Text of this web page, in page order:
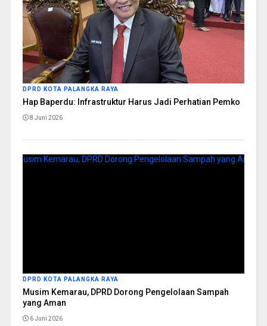
DPRD KOTA PALANGKA RAYA
Hap Baperdu: Infrastruktur Harus Jadi Perhatian Pemko
8 Juni 2026
DPRD KOTA PALANGKA RAYA
Musim Kemarau, DPRD Dorong Pengelolaan Sampah
yang Aman
6 Juni 2026